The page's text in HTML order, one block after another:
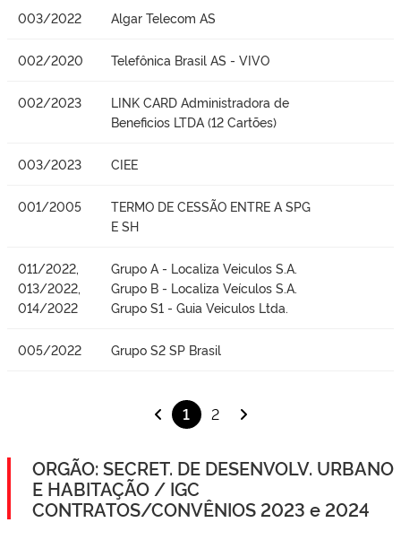
003/2022 Algar Telecom AS
002/2020 Telefônica Brasil AS - VIVO
002/2023
LINK CARD Administradora de
Beneficios LTDA (12 Cartões)
003/2023 CIEE
001/2005
TERMO DE CESSÃO ENTRE A SPG
E SH
011/2022,
013/2022,
014/2022
Grupo A - Localiza Veiculos S.A.
Grupo B - Localiza Veículos S.A.
Grupo S1 - Guia Veiculos Ltda.
005/2022 Grupo S2 SP Brasil
1 2
ORGÃO: SECRET. DE DESENVOLV. URBANO
E HABITAÇÃO / IGC
CONTRATOS/CONVÊNIOS 2023 e 2024